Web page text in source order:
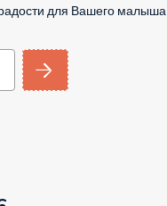
для Вашего малыша